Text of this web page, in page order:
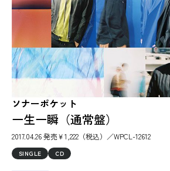
ソナーポケット
一生一瞬（通常盤）
2017.04.26 発売￥1,222（税込）／WPCL-12612
SINGLE CD